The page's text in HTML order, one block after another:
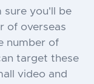
sure you'll be
of overseas
number of
target these
video and